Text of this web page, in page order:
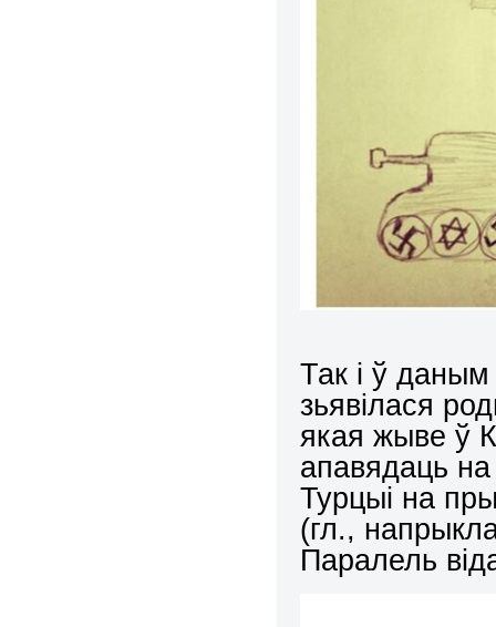
Так і ў
зьявілася
якая жыве ў
апавядаць на
Турцыі на
(гл.,
Паралель